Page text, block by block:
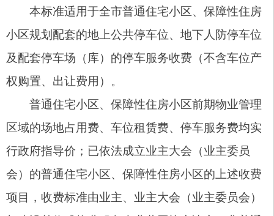
地占用费标准、临时停车免费时长由业主或业主大
会（业主委员会）与物业服务企业共同协商确定；
权或拥有长期使用权的，按单个车位不超过30平方
米的计费标准，统一执行30元/辆·月·车位停车服务
费，费用涵盖车位公共照明、卫生保洁、设施日常
维护等全部服务内容，物业服务企业不得额外收取
其他费用。商铺等非住宅停车服务收费实行市场调
（三）车位租赁费。普通住宅小区、保障性住
房小区前期物业管理区域的地下人防车位、配套车